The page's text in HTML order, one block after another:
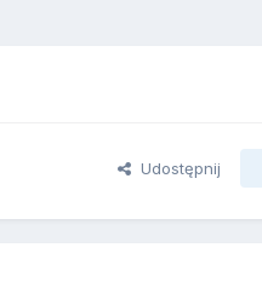
Udostępnij